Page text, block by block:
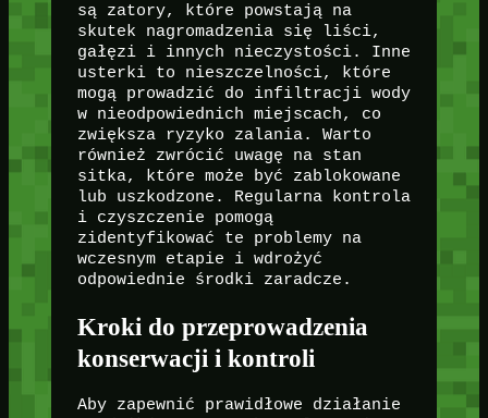
są zatory, które powstają na
skutek nagromadzenia się liści,
gałęzi i innych nieczystości. Inne
usterki to nieszczelności, które
mogą prowadzić do infiltracji wody
w nieodpowiednich miejscach, co
zwiększa ryzyko zalania. Warto
również zwrócić uwagę na stan
sitka, które może być zablokowane
lub uszkodzone. Regularna kontrola
i czyszczenie pomogą
zidentyfikować te problemy na
wczesnym etapie i wdrożyć
odpowiednie środki zaradcze.
Kroki do przeprowadzenia
konserwacji i kontroli
Aby zapewnić prawidłowe działanie